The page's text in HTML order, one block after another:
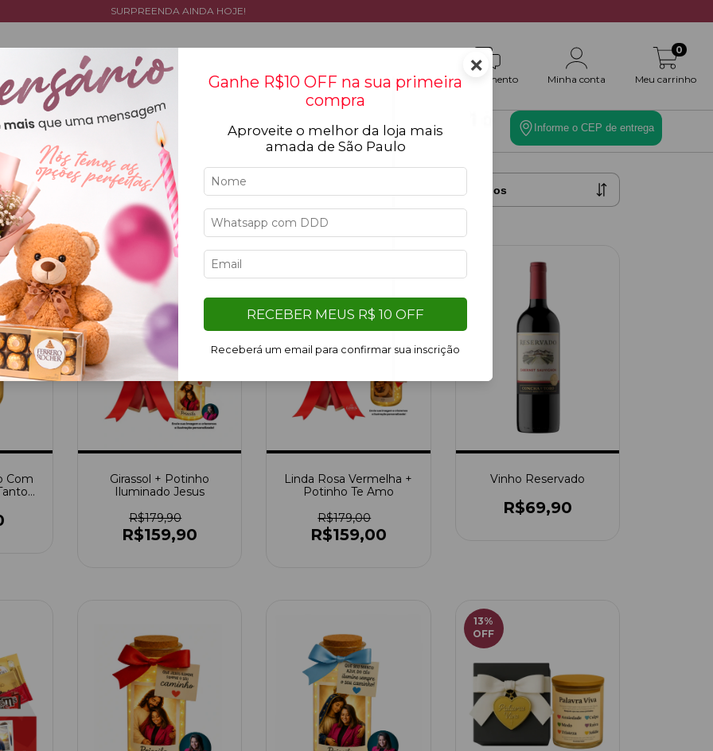
SURPREENDA AINDA HOJE!
Atendimento Minha conta Meu carrinho
0
de flores Cestas Coleção Ocasiões Toque Final Informe o CEP de entrega
Com
%
Girassol + Potinho
Iluminado Jesus
R$179,90
R$159,90
OFF
Linda Rosa Vermelha +
Potinho Te Amo
R$179,00
R$159,00
Vinho Reservado
R$69,90
13%
OFF
×
Ganhe R$10 OFF na sua primeira
compra
Aproveite o melhor da loja mais
amada de São Paulo
RECEBER MEUS R$ 10 OFF
Receberá um email para confirmar sua inscrição